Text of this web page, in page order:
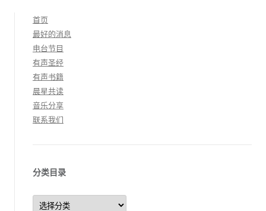
首页
最好的消息
电台节目
有声圣经
有声书籍
晨星共读
音乐分享
联系我们
分类目录
分
类